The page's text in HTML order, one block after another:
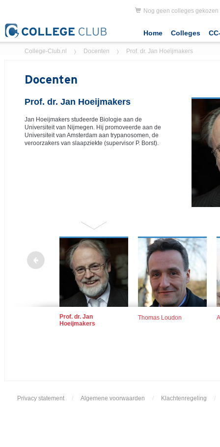
Nog geen colleges gekozen
Home Colleges
College-Club.nl Docenten Prof. dr. Jan Hoeijmakers
Docenten
Prof. dr. Jan Hoeijmakers
Jan Hoeijmakers studeerde Biologie aan de
Universiteit van Nijmegen. Hij promoveerde aan de
Universiteit van Amsterdam aan trypanosomen, de
veroorzakers van slaapziekte (supervisor P. Borst).
Prof. dr. Jan
Hoeijmakers
Thomas Loudon
Privacy statement / Algemene voorwaarden / Klachtenregeling /